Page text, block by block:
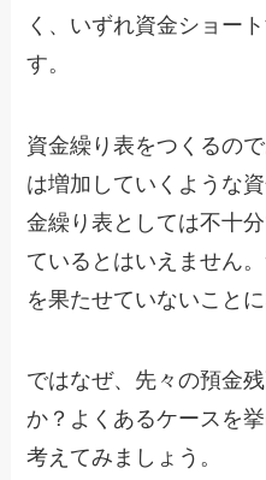
く、いずれ資金ショー
す。
資金繰り表をつくるの
は増加していくような
金繰り表としては不十
ているとはいえません
を果たせていないことに
ではなぜ、先々の預金
か？よくあるケースを
考えてみましょう。